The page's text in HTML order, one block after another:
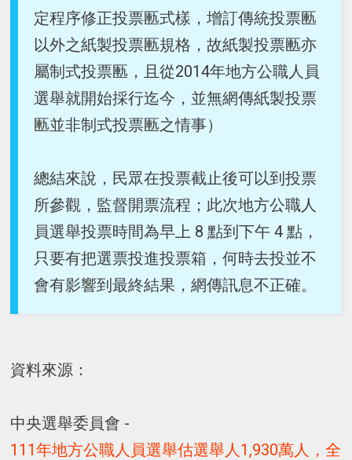
定程序修正投票匭式樣，增訂傳統投票匭
以外之紙製投票匭規格，故紙製投票匭亦
屬制式投票匭，且從2014年地方公職人員
選舉就開始採行迄今，並無網傳紙製投票
匭並非制式投票匭之情事）
總結來說，民眾在投票截止後可以到投票
所參觀，監督開票流程；此次地方公職人
員選舉投票時間為早上 8 點到下午 4 點，
只要有把選票投進投票箱，何時去投並不
會有影響到最終結果，網傳訊息不正確。
資料來源：
中央選舉委員會 -
111年地方公職人員選舉估選舉人1,930萬人，全